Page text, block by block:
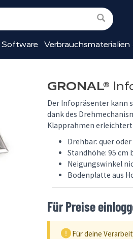
Software
GRONAL®
Der Infopräsenter kann
dank des
Klapprahmen
Drehbar: quer
Standhöhe: 95 cm
Neigungswinkel
Bodenplatte aus
Für Preise
Für deine